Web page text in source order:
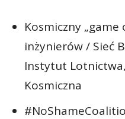
Kosmiczny „game
inżynierów / Sieć
Instytut
Kosmiczna